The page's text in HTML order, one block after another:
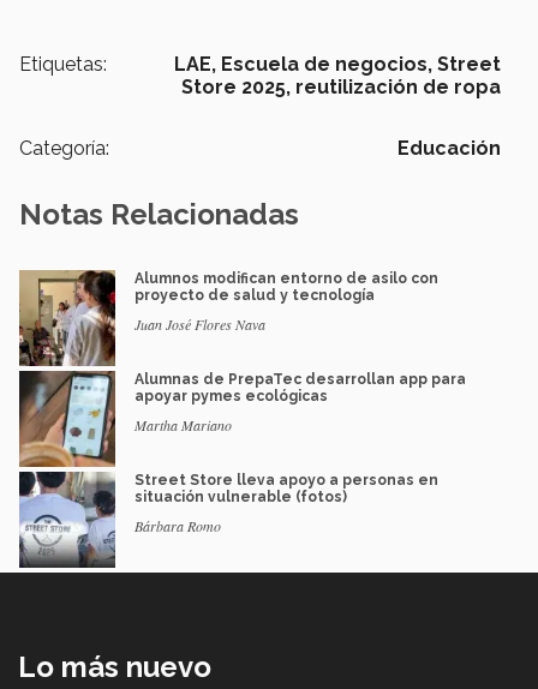
Etiquetas: LAE, Escuela de negocios, Street
Store 2025, reutilización de ropa
Categoría: Educación
Notas Relacionadas
Alumnos modifican entorno de asilo con
proyecto de salud y tecnología
Juan José Flores Nava
Alumnas de PrepaTec desarrollan app para
apoyar pymes ecológicas
Martha Mariano
Street Store lleva apoyo a personas en
situación vulnerable (fotos)
Bárbara Romo
Lo más nuevo